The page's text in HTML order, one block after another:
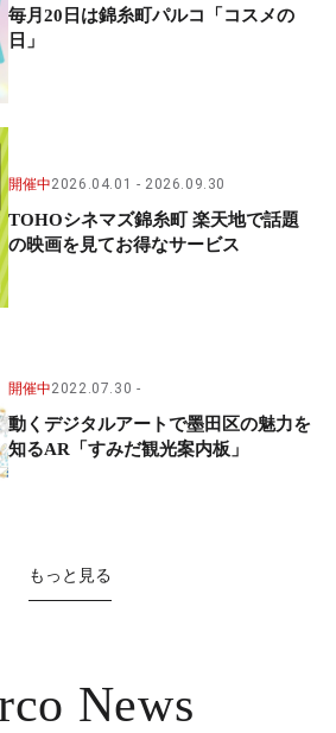
毎月20日は錦糸町パルコ「コスメの
日」
開催中2026.04.01 2026.09.30
TOHOシネマズ錦糸町 楽天地で話題
の映画を見てお得なサービス
開催中2022.07.30
動くデジタルアートで墨田区の魅力を
知るAR「すみだ観光案内板」
もっと見る
News